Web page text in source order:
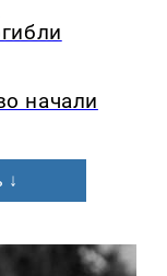
начали
↓